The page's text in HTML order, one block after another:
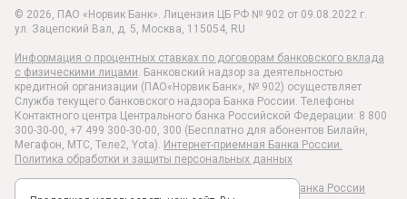
© 2026, ПАО «Норвик Банк». Лицензия ЦБ РФ № 902 от 09.08.2022 г.
ул. Зацепский Вал, д. 5, Москва, 115054, RU
Информация о процентных ставках по договорам банковского вклада
с физическими лицами. Банковский надзор за деятельностью
кредитной организации (ПАО«Норвик Банк», № 902) осуществляет
Служба текущего банковского надзора Банка России. Телефоны
Контактного центра Центрального банка Российской Федерации: 8 800
300-30-00, +7 499 300-30-00, 300 (Бесплатно для абонентов Билайн,
Мегафон, МТС, Теле2, Yota). Интернет-приемная Банка России.
Политика обработки и защиты персональных данных
Раскрытие информации в соответствии c Указанием Банка России